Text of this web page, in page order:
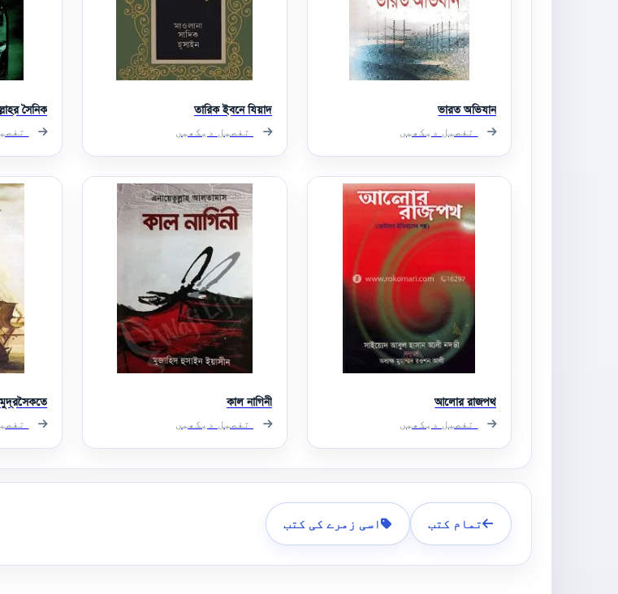
ভারত অভিযান
تفصیل دیکھیں
তারিক ইবনে যিয়াদ
تفصیل دیکھیں
সৈনিক
আলোর রাজপথ
تفصیل دیکھیں
কাল নাগিনী
تفصیل دیکھیں
تمام کتب اسی زمرے کی کتب